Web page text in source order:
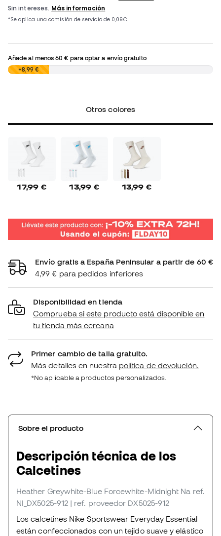
Añade al menos60 € para optar a envío gratuito
0,00 €+8,99 €
Otros colores
17,99 € 13,99 € 13,99 €
Envío gratis a España Peninsular a partir de 60 €
4,99 € para pedidos inferiores
Disponibilidad en tienda
Comprueba si este producto está disponible en
tu tienda más cercana
Primer cambio de talla gratuito.
Más detalles en nuestra política de devolución.
*No aplicable a productos personalizados.
Sobre el producto
Descripción técnica de los
Calcetines
Heather Greywhite-Blue Forcewhite-Midnight Na ref.
NI_DX5025-912 | ref. proveedor DX5025-912
Los calcetines Nike Sportswear Everyday Essential
están confeccionados con un tejido suave y elástico